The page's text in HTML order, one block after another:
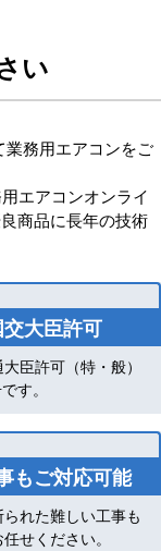
い
務用エアコンをご
エアコンオンライ
商品に長年の技術
交大臣許可
臣許可（特・般）
す。
もご対応可能
れた難しい工事も
せください。